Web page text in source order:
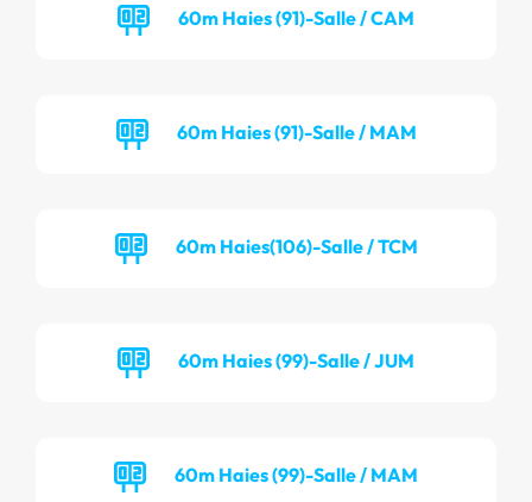
60m Haies (91)-Salle / CAM
60m Haies (91)-Salle / MAM
60m Haies(106)-Salle / TCM
60m Haies (99)-Salle / JUM
60m Haies (99)-Salle / MAM